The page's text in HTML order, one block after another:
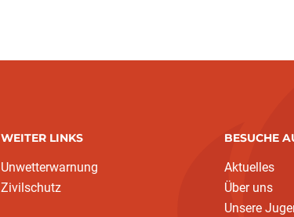
WEITER LINKS
Unwetterwarnung
Zivilschutz
BESUCHE
Aktuelles
Über uns
Unsere